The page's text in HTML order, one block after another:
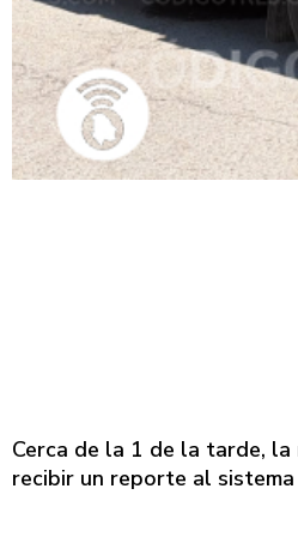
Cerca de la 1 de la tarde,
recibir un reporte al